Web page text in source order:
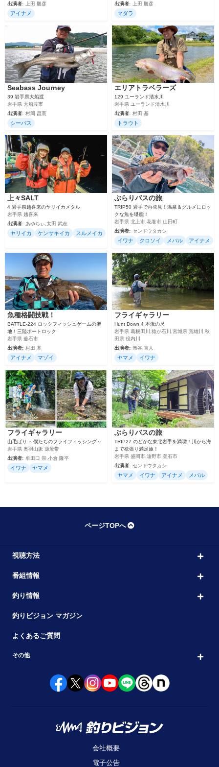
出演者:
上田 勝彦
アイナメ
出演者:
上田 勝彦
マダラ
Seabass Journey
39 岩手県大船渡
岩手県 大船渡市
出演者: 村岡 昌憲
シーバス
エリアトラベラーズ
129 ユーランド清水川
岩手県 ユーランド清水川
出演者: 村田 基
トラウト
上々SALT
4 岩手県越喜来のヤリイカメタル
岩手県 越喜来
出演者: あゆちぃ,太田 武志
ヤリイカ ケンサキイカ スルメイカ
ぶらりバスの旅
TRIP50 岩手で再発見！温泉＆グルメにロッ
クな魚を堪能！
岩手県 北上市,花巻市,山田町
出演者: センドウタカシ
イワナ クロソイ メバル アイナメ
魚種格闘技戦！
BATTLE-224 ロックフィッシュゲームの聖
地！三陸ボートロック
岩手県 釜石市
出演者: 村田 基
アイナメ マゾイ
フライギャラリー
Hunt Down 4 本流の尺
岩手県 葛根田川,猿が石川,宮城県 荒雄川,秋
田県 役内川
出演者: 渋谷 直人
ヤマメ イワナ
フライギャラリー
山毛ばり ～僕たちのフライフィッシング～
岩手県 奥羽山脈 源流帯
出演者: 牟田口 崇,小倉 隆平
イワナ ヤマメ
ぶらりバスの旅
TRIP27 のどかな東北岩手を満喫！川から海
まで欲張り満足旅！
岩手県 盛岡市,遠野市,釜石市
出演者: センドウタカシ
ヤマメ イワナ アイナメ メバル
ページTOPへ
視聴方法
番組情報
釣り情報
釣りビジョン マガジン
よくあるご質問
その他
会社概要
電子公告